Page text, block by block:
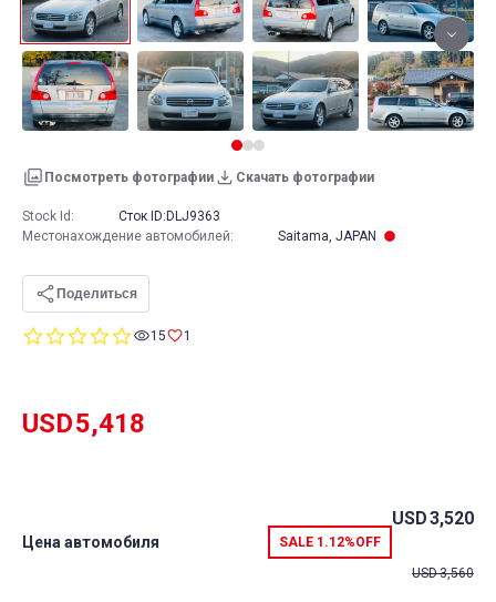
Посмотреть фотографии Скачать фотографии
0.015 1
USD5,418
Цена автомобиля SALE 1.12%OFF
USD3,520
USD3,560
Stock Id: Сток ID: DLJ9363
Местонахождение автомобилей: Saitama, JAPAN
Поделиться